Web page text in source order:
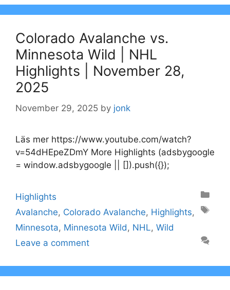
Colorado Avalanche vs.
Minnesota Wild | NHL
Highlights | November 28,
2025
November 29, 2025 by jonk
Läs mer https://www.youtube.com/watch?
v=54dHEpeZDmY More Highlights (adsbygoogle
= window.adsbygoogle || []).push({});
Categories
Highlights
Tags
Avalanche, Colorado Avalanche, Highlights,
Minnesota, Minnesota Wild , NHL, Wild
Leave a comment